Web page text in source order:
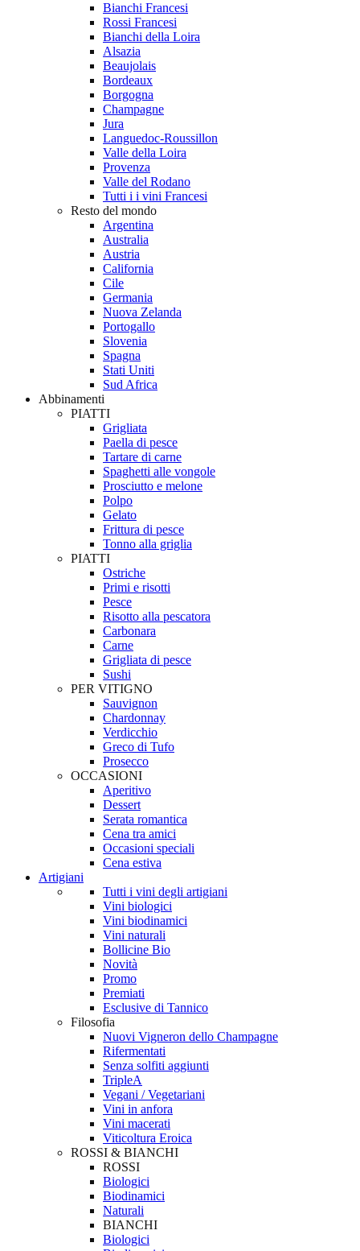
Bianchi Francesi
Rossi Francesi
Bianchi della Loira
Alsazia
Beaujolais
Bordeaux
Borgogna
Champagne
Jura
Languedoc-Roussillon
Valle della Loira
Provenza
Valle del Rodano
Tutti i i vini Francesi
Resto del mondo
Argentina
Australia
Austria
California
Cile
Germania
Nuova Zelanda
Portogallo
Slovenia
Spagna
Stati Uniti
Sud Africa
Abbinamenti
PIATTI
Grigliata
Paella di pesce
Tartare di carne
Spaghetti alle vongole
Prosciutto e melone
Polpo
Gelato
Frittura di pesce
Tonno alla griglia
PIATTI
Ostriche
Primi e risotti
Pesce
Risotto alla pescatora
Carbonara
Carne
Grigliata di pesce
Sushi
PER VITIGNO
Sauvignon
Chardonnay
Verdicchio
Greco di Tufo
Prosecco
OCCASIONI
Aperitivo
Dessert
Serata romantica
Cena tra amici
Occasioni speciali
Cena estiva
Artigiani
Tutti i vini degli artigiani
Vini biologici
Vini biodinamici
Vini naturali
Bollicine Bio
Novità
Promo
Premiati
Esclusive di Tannico
Filosofia
Nuovi Vigneron dello Champagne
Rifermentati
Senza solfiti aggiunti
TripleA
Vegani / Vegetariani
Vini in anfora
Vini macerati
Viticoltura Eroica
ROSSI & BIANCHI
ROSSI
Biologici
Biodinamici
Naturali
BIANCHI
Biologici